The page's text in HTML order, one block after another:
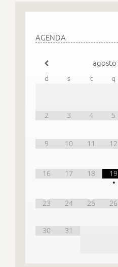
AGENDA
agosto
d s t q
2 3 4 5
9 10 11 12
16 17 18
19
•
23 24 25 26
30 31